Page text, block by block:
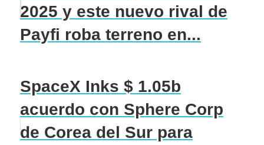
2025 y este nuevo rival de
Payfi roba terreno en...
SpaceX Inks $ 1.05b
acuerdo con Sphere Corp
de Corea del Sur para